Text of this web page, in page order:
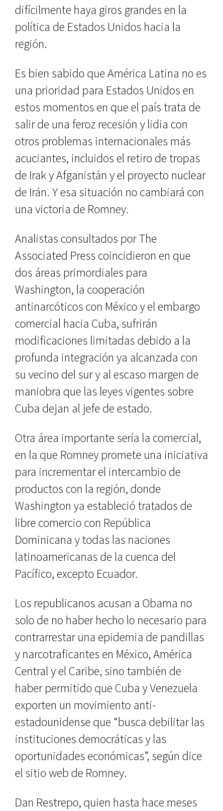
difícilmente haya giros grandes en la
política de Estados Unidos hacia la
región.
Es bien sabido que América Latina no es
una prioridad para Estados Unidos en
estos momentos en que el país trata de
salir de una feroz recesión y lidia con
otros problemas internacionales más
acuciantes, incluidos el retiro de tropas
de Irak y Afganistán y el proyecto nuclear
de Irán. Y esa situación no cambiará con
una victoria de Romney.
Analistas consultados por The
Associated Press coincidieron en que
dos áreas primordiales para
Washington, la cooperación
antinarcóticos con México y el embargo
comercial hacia Cuba, sufrirán
modificaciones limitadas debido a la
profunda integración ya alcanzada con
su vecino del sur y al escaso margen de
maniobra que las leyes vigentes sobre
Cuba dejan al jefe de estado.
Otra área importante sería la comercial,
en la que Romney promete una iniciativa
para incrementar el intercambio de
productos con la región, donde
Washington ya estableció tratados de
libre comercio con República
Dominicana y todas las naciones
latinoamericanas de la cuenca del
Pacífico, excepto Ecuador.
Los republicanos acusan a Obama no
solo de no haber hecho lo necesario para
contrarrestar una epidemia de pandillas
y narcotraficantes en México, América
Central y el Caribe, sino también de
haber permitido que Cuba y Venezuela
exporten un movimiento anti-
estadounidense que “busca debilitar las
instituciones democráticas y las
oportunidades económicas”, según dice
el sitio web de Romney.
Dan Restrepo, quien hasta hace meses